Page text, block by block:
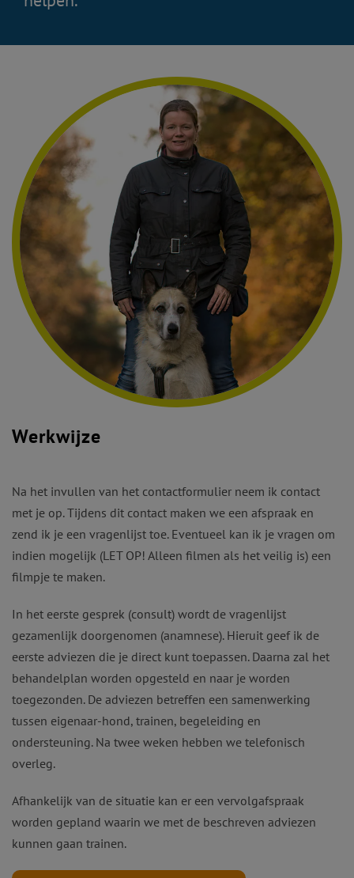
Werkwijze
Na het invullen van het contactformulier neem ik contact
met je op. Tijdens dit contact maken we een afspraak en
zend ik je een vragenlijst toe. Eventueel kan ik je vragen om
indien mogelijk (LET OP! Alleen filmen als het veilig is) een
filmpje te maken.
In het eerste gesprek (consult) wordt de vragenlijst
gezamenlijk doorgenomen (anamnese). Hieruit geef ik de
eerste adviezen die je direct kunt toepassen. Daarna zal het
behandelplan worden opgesteld en naar je worden
toegezonden. De adviezen betreffen een samenwerking
tussen eigenaar-hond, trainen, begeleiding en
ondersteuning. Na twee weken hebben we telefonisch
overleg.
Afhankelijk van de situatie kan er een vervolgafspraak
worden gepland waarin we met de beschreven adviezen
kunnen gaan trainen.